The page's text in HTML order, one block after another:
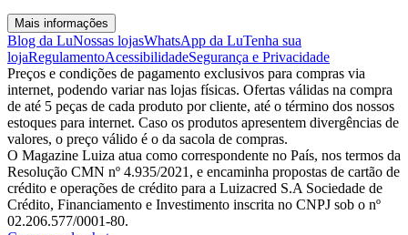
Mais informações
Blog da LuNossas lojasWhatsApp da LuTenha sua
lojaRegulamentoAcessibilidadeSegurança e Privacidade
Preços e condições de pagamento exclusivos para compras via
internet, podendo variar nas lojas físicas. Ofertas válidas na compra
de até 5 peças de cada produto por cliente, até o término dos nossos
estoques para internet. Caso os produtos apresentem divergências de
valores, o preço válido é o da sacola de compras.
O Magazine Luiza atua como correspondente no País, nos termos da
Resolução CMN nº 4.935/2021, e encaminha propostas de cartão de
crédito e operações de crédito para a Luizacred S.A Sociedade de
Crédito, Financiamento e Investimento inscrita no CNPJ sob o nº
02.206.577/0001-80.